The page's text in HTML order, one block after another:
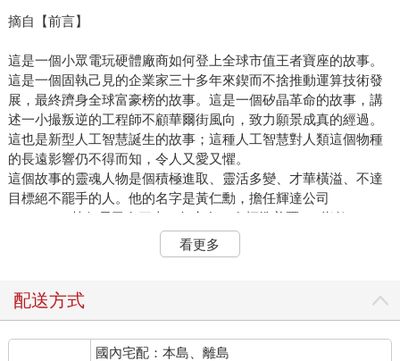
摘自【前言】
這是一個小眾電玩硬體廠商如何登上全球市值王者寶座的故事。
這是一個固執己見的企業家三十多年來鍥而不捨推動運算技術發
展，最終躋身全球富豪榜的故事。這是一個矽晶革命的故事，講
述一小撮叛逆的工程師不顧華爾街風向，致力願景成真的經過。
這也是新型人工智慧誕生的故事；這種人工智慧對人類這個物種
的長遠影響仍不得而知，令人又愛又懼。
這個故事的靈魂人物是個積極進取、靈活多變、才華橫溢、不達
目標絕不罷手的人。他的名字是黃仁勳，擔任輝達公司
（Nvidia）執行長已有三十二年之久。在標準普爾500指數（S&P
500）所有科技公司的執行長中，沒有人任期比他長。黃仁勳是位
有願景的發明家，對電子電路內部運作瞭如指掌。他從第一原理
放膽押注在晶片未來的發展。他不是每一次都贏，但他贏的時
如今，黃仁勳的輝達公司市值已超過3兆美元，和蘋果與微軟並駕
看更多
配送方式
國內宅配：本島、離島